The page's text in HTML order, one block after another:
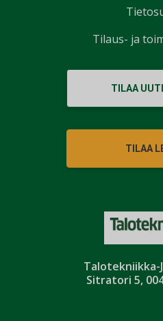
Talotekniikka-
Sitratori 5,
TILAA
TILAA
Tilaus- ja